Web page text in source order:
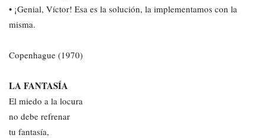
• ¡Genial, Víctor! Esa es la solución, la implementamos con la
misma.
Copenhague (1970)
LA FANTASÍA
El miedo a la locura
no debe refrenar
tu fantasía,